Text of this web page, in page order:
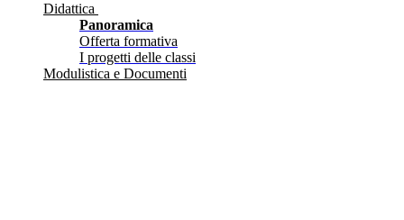
Didattica
Panoramica
Offerta formativa
I progetti delle classi
Modulistica e Documenti